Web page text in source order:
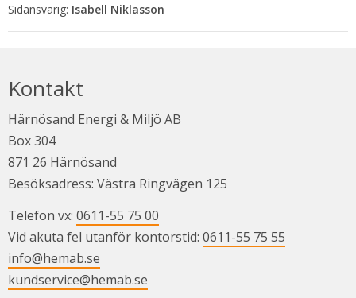
Isabell Niklasson
Kontakt
Härnösand Energi & Miljö AB
Box 304
871 26 Härnösand
Besöksadress: Västra Ringvägen 125
Telefon vx: 0611-55 75 00
Vid akuta fel utanför kontorstid: 0611-55 75 55
info@hemab.se
kundservice@hemab.se